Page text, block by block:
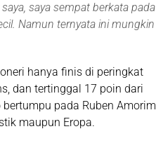
saya sempat berkata pada
Namun ternyata ini mungkin
hanya finis di peringkat
dan tertinggal 17 poin dari
pada Ruben Amorim
maupun Eropa.